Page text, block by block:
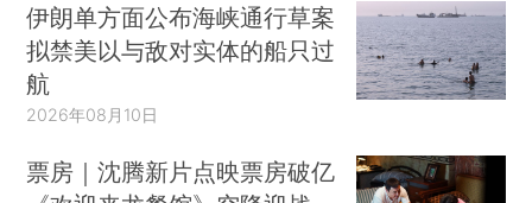
伊朗单方面公布海峡通行草案
拟禁美以与敌对实体的船只过
航
2026年08月10日
票房｜沈腾新片点映票房破亿